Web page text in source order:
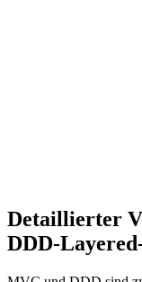
Detaillierter
DDD-